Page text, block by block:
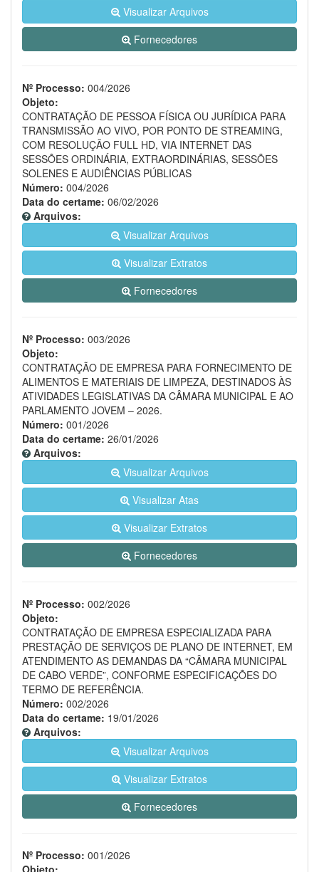
Visualizar Arquivos
Fornecedores
Nº Processo: 004/2026
Objeto:
CONTRATAÇÃO DE PESSOA FÍSICA OU JURÍDICA PARA
TRANSMISSÃO AO VIVO, POR PONTO DE STREAMING,
COM RESOLUÇÃO FULL HD, VIA INTERNET DAS
SESSÕES ORDINÁRIA, EXTRAORDINÁRIAS, SESSÕES
SOLENES E AUDIÊNCIAS PÚBLICAS
Número: 004/2026
Data do certame: 06/02/2026
Arquivos:
Visualizar Arquivos
Visualizar Extratos
Fornecedores
Nº Processo: 003/2026
Objeto:
CONTRATAÇÃO DE EMPRESA PARA FORNECIMENTO DE
ALIMENTOS E MATERIAIS DE LIMPEZA, DESTINADOS ÀS
ATIVIDADES LEGISLATIVAS DA CÂMARA MUNICIPAL E AO
PARLAMENTO JOVEM – 2026.
Número: 001/2026
Data do certame: 26/01/2026
Arquivos:
Visualizar Arquivos
Visualizar Atas
Visualizar Extratos
Fornecedores
Nº Processo: 002/2026
Objeto:
CONTRATAÇÃO DE EMPRESA ESPECIALIZADA PARA
PRESTAÇÃO DE SERVIÇOS DE PLANO DE INTERNET, EM
ATENDIMENTO AS DEMANDAS DA “CÂMARA MUNICIPAL
DE CABO VERDE”, CONFORME ESPECIFICAÇÕES DO
TERMO DE REFERÊNCIA.
Número: 002/2026
Data do certame: 19/01/2026
Arquivos:
Visualizar Arquivos
Visualizar Extratos
Fornecedores
Nº Processo: 001/2026
Objeto: